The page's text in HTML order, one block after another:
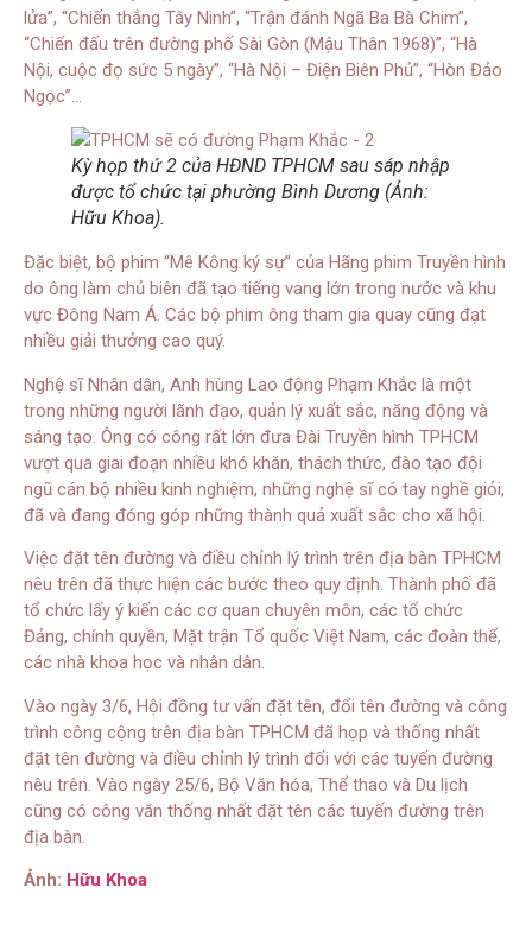
lửa”, “Chiến thắng Tây Ninh”, “Trận đánh Ngã Ba Bà Chim”,
“Chiến đấu trên đường phố Sài Gòn (Mậu Thân 1968)”, “Hà
Nội, cuộc đọ sức 5 ngày”, “Hà Nội – Điện Biên Phủ”, “Hòn Đảo
Ngọc”…
Kỳ họp thứ 2 của HĐND TPHCM sau sáp nhập
được tổ chức tại phường Bình Dương (Ảnh:
Hữu Khoa).
Đặc biệt, bộ phim “Mê Kông ký sự” của Hãng phim Truyền hình
do ông làm chủ biên đã tạo tiếng vang lớn trong nước và khu
vực Đông Nam Á. Các bộ phim ông tham gia quay cũng đạt
nhiều giải thưởng cao quý.
Nghệ sĩ Nhân dân, Anh hùng Lao động Phạm Khắc là một
trong những người lãnh đạo, quản lý xuất sắc, năng động và
sáng tạo. Ông có công rất lớn đưa Đài Truyền hình TPHCM
vượt qua giai đoạn nhiều khó khăn, thách thức, đào tạo đội
ngũ cán bộ nhiều kinh nghiệm, những nghệ sĩ có tay nghề giỏi,
đã và đang đóng góp những thành quả xuất sắc cho xã hội.
Việc đặt tên đường và điều chỉnh lý trình trên địa bàn TPHCM
nêu trên đã thực hiện các bước theo quy định. Thành phố đã
tổ chức lấy ý kiến các cơ quan chuyên môn, các tổ chức
Đảng, chính quyền, Mặt trận Tổ quốc Việt Nam, các đoàn thể,
các nhà khoa học và nhân dân.
Vào ngày 3/6, Hội đồng tư vấn đặt tên, đổi tên đường và công
trình công cộng trên địa bàn TPHCM đã họp và thống nhất
đặt tên đường và điều chỉnh lý trình đối với các tuyến đường
nêu trên. Vào ngày 25/6, Bộ Văn hóa, Thể thao và Du lịch
cũng có công văn thống nhất đặt tên các tuyến đường trên
địa bàn.
Ảnh: Hữu Khoa